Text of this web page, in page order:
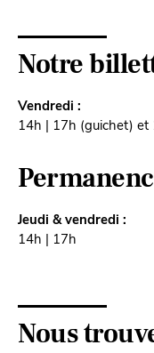
Notre
Vendredi :
14h | 17h (guichet) et
Jeudi & vendredi :
14h | 17h
Nous